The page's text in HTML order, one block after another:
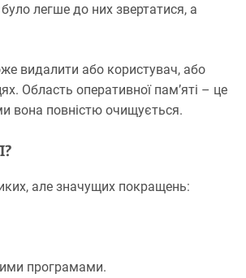
легше до них звертатися, а
видалити або користувач, або
Область оперативної пам’яті – це
вона повністю очищується.
але значущих покращень:
програмами.